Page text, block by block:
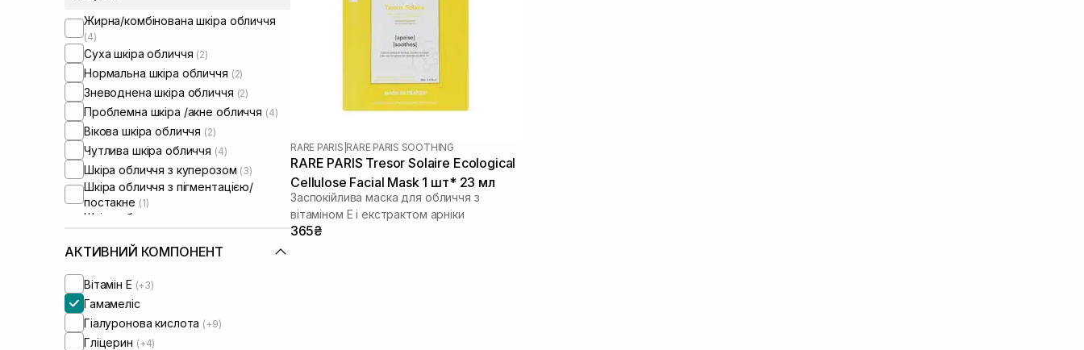
Жирна/комбінована шкіра обличчя
(4)
Суха шкіра обличчя (2)
Нормальна шкіра обличчя (2)
Зневоднена шкіра обличчя (2)
Проблемна шкіра /акне обличчя (4)
Вікова шкіра обличчя (2)
Чутлива шкіра обличчя (4)
Шкіра обличчя з куперозом (3)
Шкіра обличчя з пігментацією/
постакне (1)
Шкіра обличчя з розширеними
порами
Шкіра обличчя з порушеним
Шкіра обличчя з порушеним
мікробіомом
АКТИВНИЙ КОМПОНЕНТ
Вітамін Е (+3)
Гамамеліс
Гіалуронова кислота (+9)
Гліцерин (+4)
RARE PARIS RARE PARIS SOOTHING
RARE PARIS Tresor Solaire Ecological
Cellulose Facial Mask 1 шт* 23 мл
Заспокійлива маска для обличчя з
вітаміном Е і екстрактом арніки
365₴